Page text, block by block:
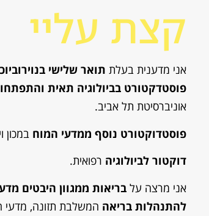
קצת עליי
אני מדענית בעלת תואר שלישי
פוסטדקטורט בביולוגיה תאית
אוניברסיטת תל אביב.
פוסטדוקטורט נוסף ממדעי המוח במכון
דוקטור לביולוגיה רפואית.
אני מרצה על בריאות ממגוון היבטים
להתנהלות בריאה המשלבת תזונה, מדעי